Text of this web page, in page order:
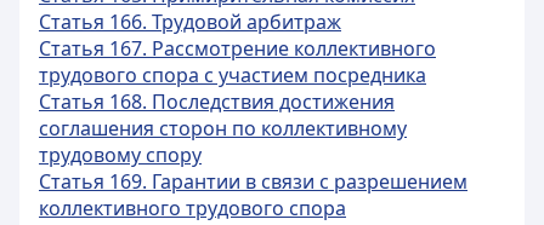
Статья 166. Трудовой арбитраж
Статья 167. Рассмотрение коллективного
трудового спора с участием посредника
Статья 168. Последствия достижения
соглашения сторон по коллективному
трудовому спору
Статья 169. Гарантии в связи с разрешением
коллективного трудового спора